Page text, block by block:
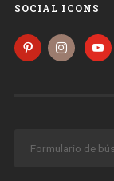
SOCIAL ICONS